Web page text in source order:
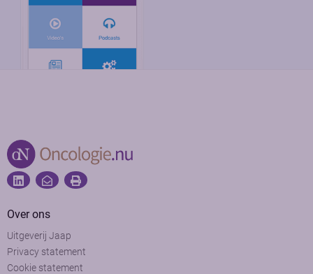
Over ons
Uitgeverij Jaap
Privacy statement
Cookie statement